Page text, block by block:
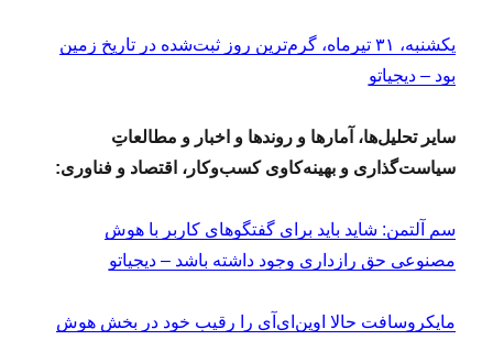
یکشنبه، ۳۱ تیرماه، گرم‌ترین روز ثبت‌شده در تاریخ زمین
بود – دیجیاتو
سایر تحلیل‌ها، آمارها و روندها و اخبار و مطالعاتِ
سیاست‌گذاری و بهینه‌کاوی کسب‌وکار، اقتصاد و فناوری:
سم آلتمن: شاید باید برای گفتگوهای کاربر با هوش
مصنوعی حق رازداری وجود داشته باشد – دیجیاتو
مایکروسافت حالا اوپن‌ای‌آی را رقیب خود در بخش هوش